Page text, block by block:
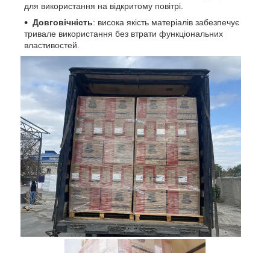
для використання на відкритому повітрі.
Довговічність: висока якість матеріалів забезпечує
тривале використання без втрати функціональних
властивостей.